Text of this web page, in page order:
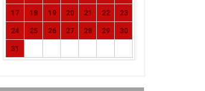
17 18 19 20 21 22 23
24 25 26 27 28 29 30
31